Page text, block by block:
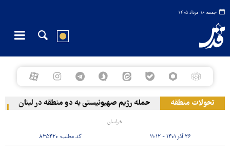
جمعه ۱۶ مرداد ۱۴۰۵
تحولات منطقه حمله رژیم صهیونیستی به دو منطقه در لبنان
خراسان
۲۶ آذر ۱۴۰۱ - ۱۱:۱۲ کد مطلب: ۸۳۵۴۲۰